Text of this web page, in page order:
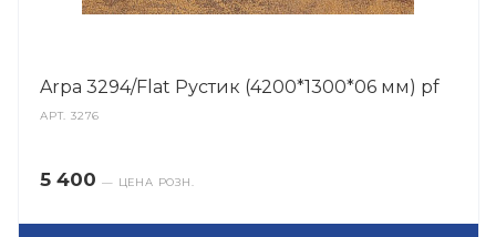
Arpa 3294/Flat Рустик (4200*1300*06 мм) pf
АРТ.3276
5 400 — ЦЕНА РОЗН.